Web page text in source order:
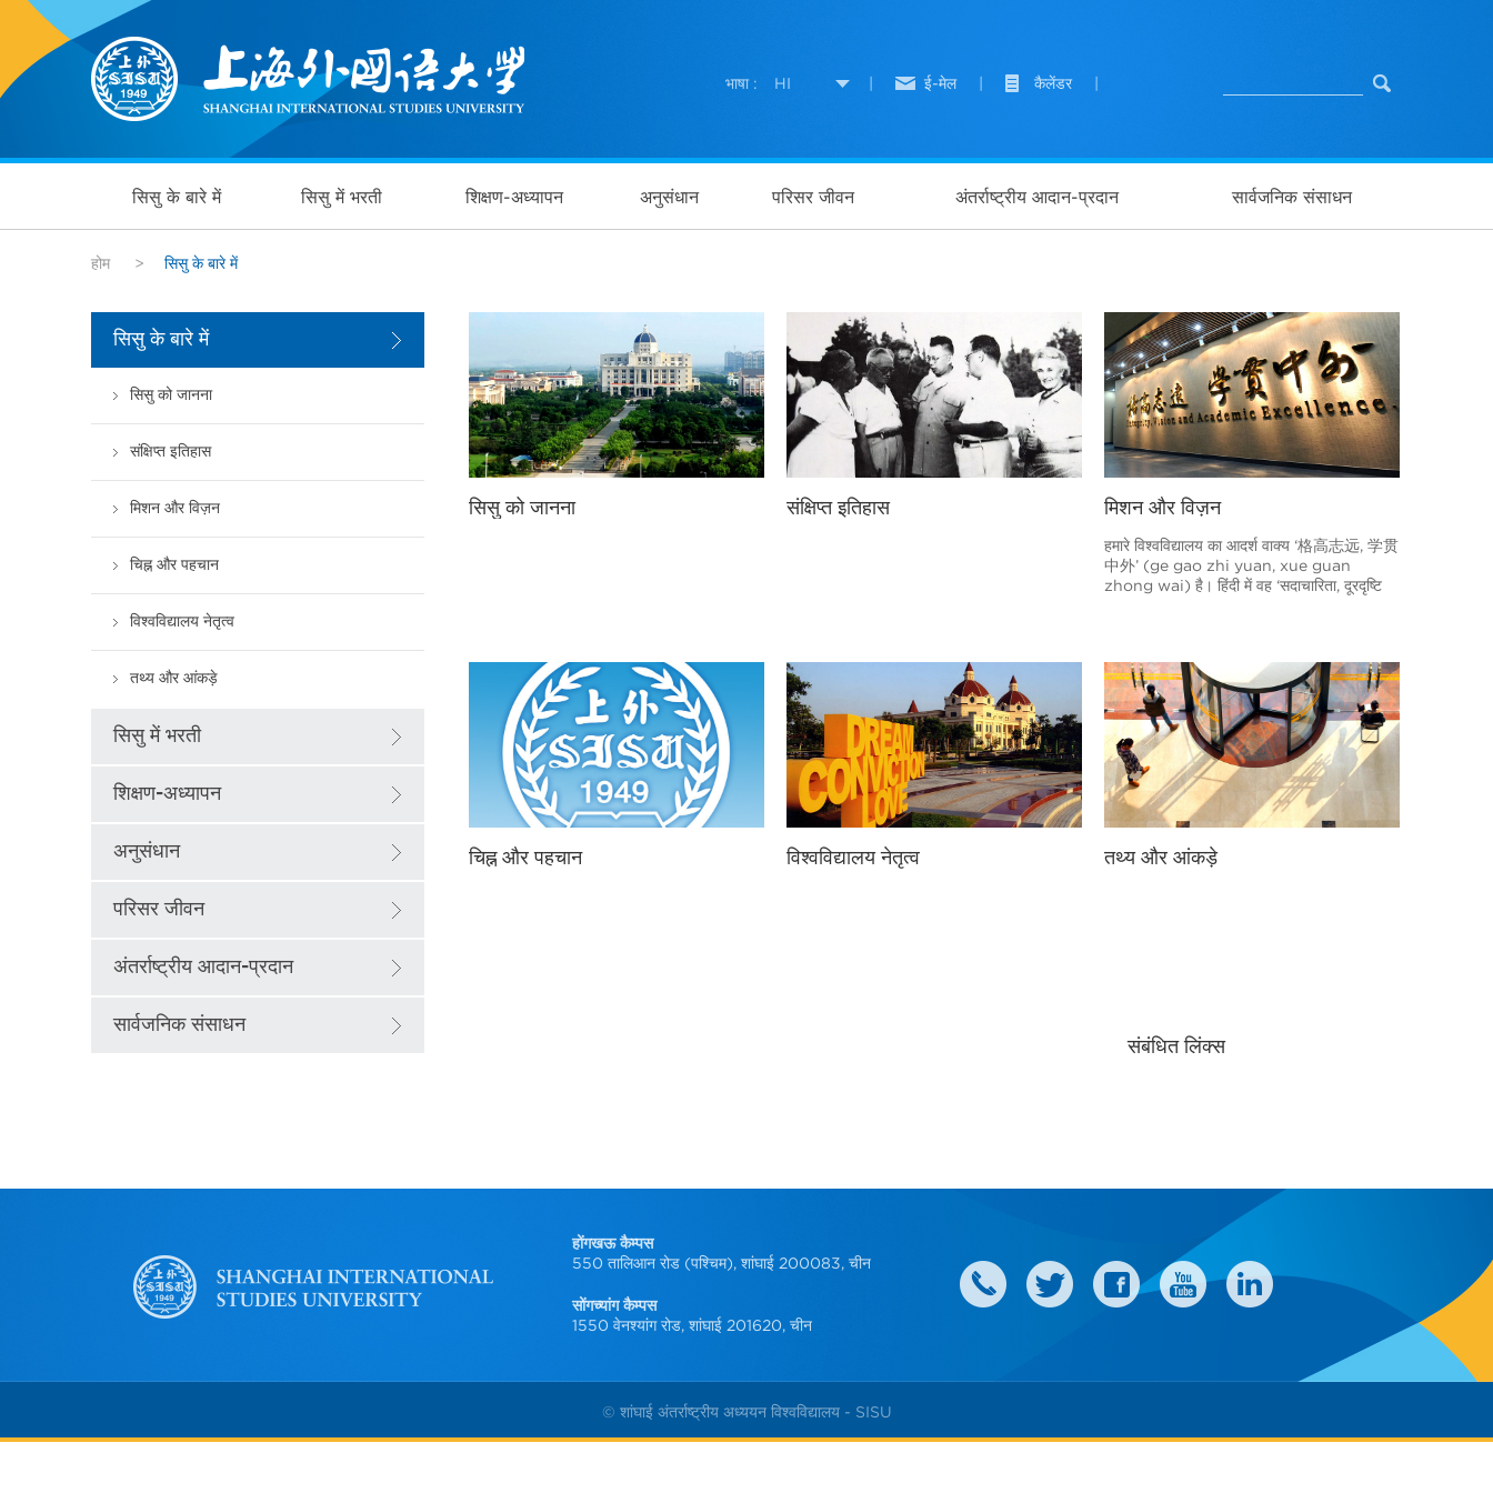
भाषा : HI ई-मेल कैलेंडर
सिसु के बारे में सिसु में भरती शिक्षण-अध्यापन अनुसंधान परिसर जीवन अंतर्राष्ट्रीय आदान-प्रदान सार्वजनिक संसाधन
होम > सिसु के बारे में
सिसु के बारे में
सिसु को जानना
संक्षिप्त इतिहास
मिशन और विज़न
चिह्न और पहचान
विश्वविद्यालय नेतृत्व
तथ्य और आंकड़े
सिसु में भरती
शिक्षण-अध्यापन
अनुसंधान
परिसर जीवन
अंतर्राष्ट्रीय आदान-प्रदान
सार्वजनिक संसाधन
सिसु को जानना संक्षिप्त इतिहास मिशन और विज़न
हमारे विश्वविद्यालय का आदर्श वाक्य ‘格高志远, 学贯
中外’ (ge gao zhi yuan, xue guan
zhong wai) है। हिंदी में वह ‘सदाचारिता, दूरदृष्टि
उपदेश’ है, जिसमें कन्फ्यूशियस ने कहा था, ‘अगर कोई
सच बोलता है और सदाचार के मार्ग पर चलता है, तो कोई
भी उसे उसके जीवन लक्ष्य तक पहुंचने से नहीं रोक
सकता और वह साफ छवि के साथ मर जा सकता है।’
चिह्न और पहचान विश्वविद्यालय नेतृत्व तथ्य और आंकड़े
संबंधित लिंक्स
होंगखऊ कैम्पस
550 तालिआन रोड (पश्चिम), शांघाई 200083, चीन
सोंगच्यांग कैम्पस
1550 वेनश्यांग रोड, शांघाई 201620, चीन
© शांघाई अंतर्राष्ट्रीय अध्ययन विश्वविद्यालय - SISU